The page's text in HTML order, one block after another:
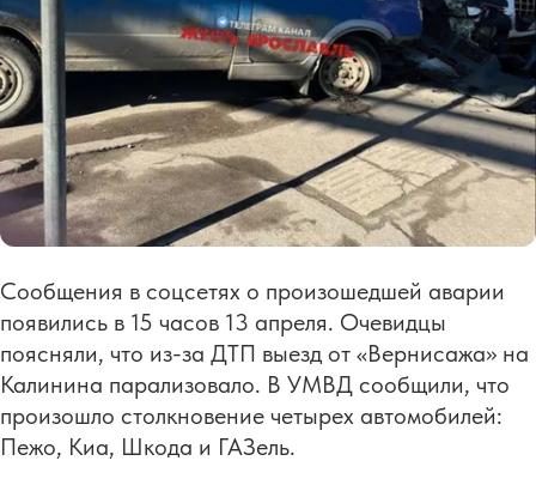
Сообщения в соцсетях о произошедшей аварии
появились в 15 часов 13 апреля. Очевидцы
поясняли, что из-за ДТП выезд от «Вернисажа» на
Калинина парализовало. В УМВД сообщили, что
произошло столкновение четырех автомобилей:
Пежо, Киа, Шкода и ГАЗель.